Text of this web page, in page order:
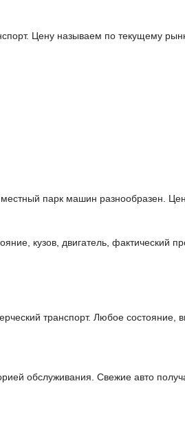
Цену называем по текущему
парк машин разнообразен.
кузов, двигатель, фактический
транспорт. Любое состояние,
обслуживания. Свежие авто